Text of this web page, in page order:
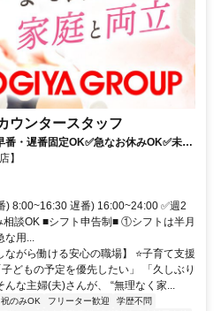
ウンタースタッフ
番・遅番固定OK✅急なお休みOK✅未経
】
) 8:00~16:30 遅番) 16:00~24:00 ✅週2
相談OK ■シフト申告制■ ①シフトは半月
な用...
ながら働ける安心の職場】 ⭐子育て支援
子どもの予定を優先したい」 「久しぶり
な主婦(夫)さんが、 “無理なく家...
のみOK フリーター歓迎
学歴不問